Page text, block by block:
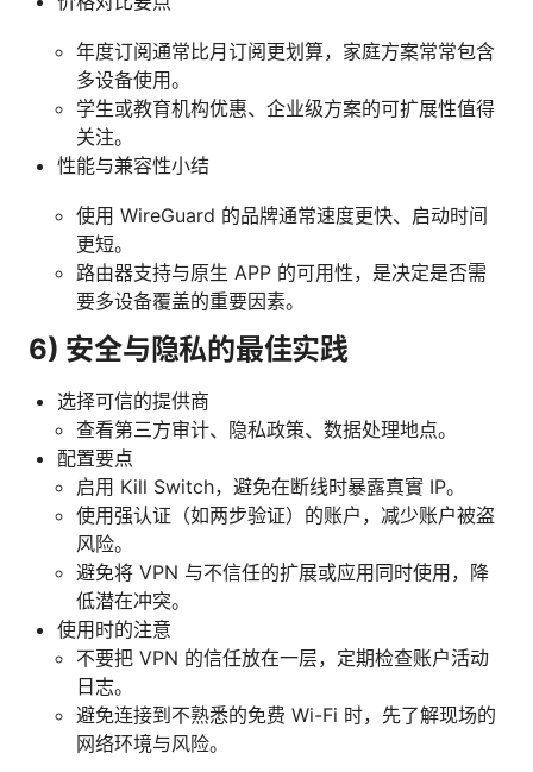
年度订阅通常比月订阅更划算，家庭方案常常包含
多设备使用。
学生或教育机构优惠、企业级方案的可扩展性值得
关注。
性能与兼容性小结
使用 WireGuard 的品牌通常速度更快、启动时间
更短。
路由器支持与原生 APP 的可用性，是决定是否需
要多设备覆盖的重要因素。
6) 安全与隐私的最佳实践
选择可信的提供商
查看第三方审计、隐私政策、数据处理地点。
配置要点
启用 Kill Switch，避免在断线时暴露真實 IP。
使用强认证（如两步验证）的账户，减少账户被盗
风险。
避免将 VPN 与不信任的扩展或应用同时使用，降
低潜在冲突。
使用时的注意
不要把 VPN 的信任放在一层，定期检查账户活动
日志。
避免连接到不熟悉的免费 Wi-Fi 时，先了解现场的
网络环境与风险。